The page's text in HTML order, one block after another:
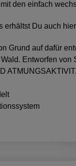
den einfach
erhältst Du auch
Grund auf dafür
Entworfen